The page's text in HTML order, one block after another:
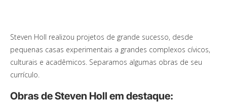
Steven Holl realizou projetos de grande sucesso, desde
pequenas casas experimentais a grandes complexos cívicos,
culturais e acadêmicos. Separamos algumas obras de seu
currículo.
Obras de Steven Holl em destaque: